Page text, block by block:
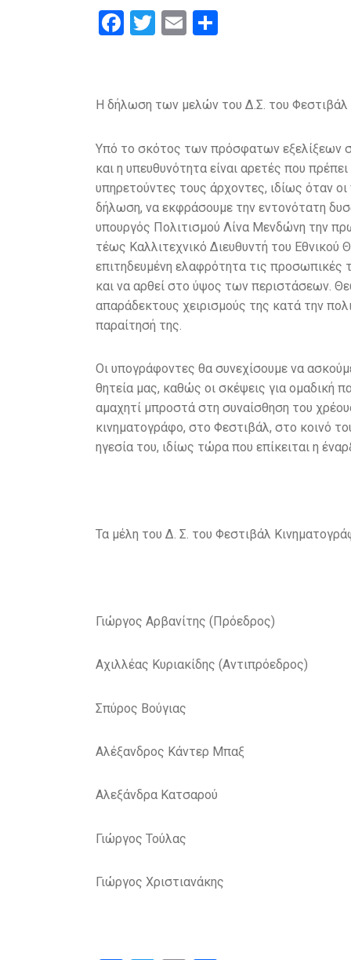
F
b
o
k
T
er
E
e
Η δήλωση των μελών του Δ.Σ. του Φεστιβάλ
Υπό το σκότος των πρόσφατων εξελίξεων
και η υπευθυνότητα είναι αρετές που
υπηρετούντες τους άρχοντες, ιδίως όταν
δήλωση, να εκφράσουμε την εντονότατη
υπουργός Πολιτισμού Λίνα Μενδώνη την
τέως Καλλιτεχνικό Διευθυντή του Εθνικού
επιτηδευμένη ελαφρότητα τις προσωπικές
και να αρθεί στο ύψος των περιστάσεων.
απαράδεκτους χειρισμούς της κατά την
παραίτησή της.
Οι υπογράφοντες θα συνεχίσουμε να
θητεία μας, καθώς οι σκέψεις για ομαδική
αμαχητί μπροστά στη συναίσθηση του
κινηματογράφο, στο Φεστιβάλ, στο κοινό
ηγεσία του, ιδίως τώρα που επίκειται η
Τα μέλη του Δ. Σ. του Φεστιβάλ
Γιώργος Αρβανίτης (Πρόεδρος)
Αχιλλέας Κυριακίδης (Αντιπρόεδρος)
Σπύρος Βούγιας
Αλέξανδρος Κάντερ Μπαξ
Αλεξάνδρα Κατσαρού
Γιώργος Τούλας
Γιώργος Χριστιανάκης